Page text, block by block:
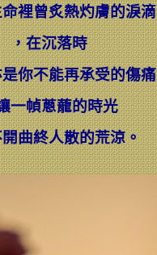
裡曾炙熱灼膚的淚滴
，在沉落時
你不能再承受的傷痛
一幀蔥蘢的時光
曲終人散的荒涼。